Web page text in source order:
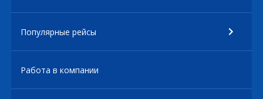
Популярные рейсы
Работа в компании